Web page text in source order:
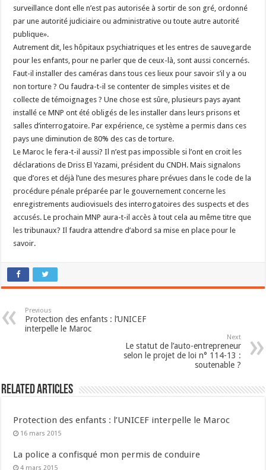
surveillance dont elle n’est pas autorisée à sortir de son gré, ordonné
par une autorité judiciaire ou administrative ou toute autre autorité
publique».
Autrement dit, les hôpitaux psychiatriques et les entres de sauvegarde
pour les enfants, pour ne parler que de ceux-là, sont aussi concernés.
Faut-il installer des caméras dans tous ces lieux pour savoir s’il y a ou
non torture ? Ou faudra-t-il se contenter de simples visites et de
collecte de témoignages ? Une chose est sûre, plusieurs pays ayant
installé ce MNP ont été obligés de les installer dans leurs prisons et
salles d’interrogatoire. Par expérience, ce système a permis dans ces
pays une diminution de 80% des cas de torture.
Le Maroc le fera-t-il aussi? Il n’est pas impossible si l’ont en croit les
déclarations de Driss El Yazami, président du CNDH. Mais signalons
que d’ores et déjà l’une des mesures phare prévues dans le code de la
procédure pénale préparée par le gouvernement concerne les
enregistrements audiovisuels des interrogatoires des suspects et des
accusés. Le prochain MNP aura-t-il accès à tout cela au même titre que
les tribunaux? Il faudra attendre d’abord sa mise en place pour le
savoir.
Previous
Protection des enfants : l’UNICEF
interpelle le Maroc
Next
Le statut de l’auto-entrepreneur
selon le projet de loi n° 114-13 :
soutenable ?
Related Articles
Protection des enfants : l’UNICEF interpelle le Maroc
16 mars 2015
La police a confisqué mon permis de conduire
4 mars 2015